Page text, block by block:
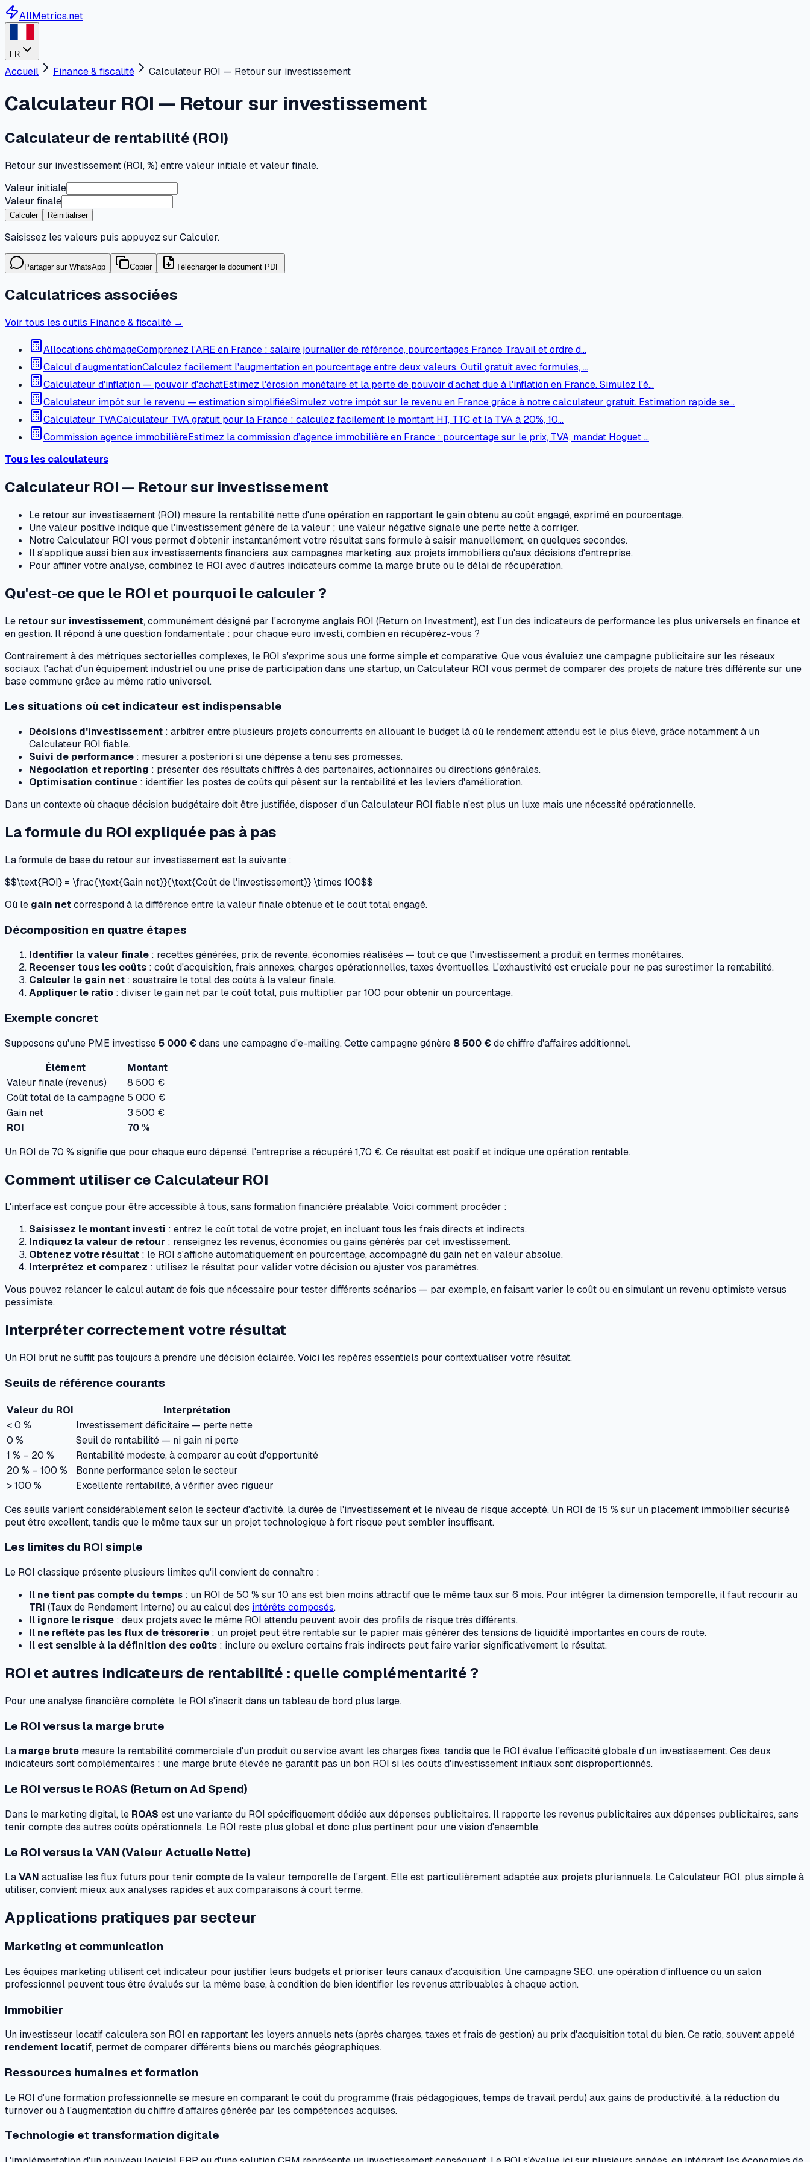
AllMetrics.net
FR
Accueil Finance & fiscalité Calculateur ROI — Retour sur investissement
Calculateur ROI — Retour sur investissement
Calculateur de rentabilité (ROI)
Retour sur investissement (ROI, %) entre valeur initiale et valeur finale.
Valeur initiale
Valeur finale
Calculer Réinitialiser
Saisissez les valeurs puis appuyez sur Calculer.
Partager sur WhatsApp Copier Télécharger le document PDF
Calculatrices associées
Voir tous les outils Finance & fiscalité →
Allocations chômageComprenez l’ARE en France : salaire journalier de référence, pourcentages France Travail et ordre d…
Calcul d’augmentationCalculez facilement l'augmentation en pourcentage entre deux valeurs. Outil gratuit avec formules, …
Calculateur d'inflation — pouvoir d'achatEstimez l'érosion monétaire et la perte de pouvoir d'achat due à l'inflation en France. Simulez l'é…
Calculateur impôt sur le revenu — estimation simplifiéeSimulez votre impôt sur le revenu en France grâce à notre calculateur gratuit. Estimation rapide se…
Calculateur TVACalculateur TVA gratuit pour la France : calculez facilement le montant HT, TTC et la TVA à 20%, 10…
Commission agence immobilièreEstimez la commission d’agence immobilière en France : pourcentage sur le prix, TVA, mandat Hoguet …
Tous les calculateurs
Calculateur ROI — Retour sur investissement
Le retour sur investissement (ROI) mesure la rentabilité nette d'une opération en rapportant le gain obtenu au coût engagé, exprimé en pourcentage.
Une valeur positive indique que l'investissement génère de la valeur ; une valeur négative signale une perte nette à corriger.
Notre Calculateur ROI vous permet d'obtenir instantanément votre résultat sans formule à saisir manuellement, en quelques secondes.
Il s'applique aussi bien aux investissements financiers, aux campagnes marketing, aux projets immobiliers qu'aux décisions d'entreprise.
Pour affiner votre analyse, combinez le ROI avec d'autres indicateurs comme la marge brute ou le délai de récupération.
Qu'est-ce que le ROI et pourquoi le calculer ?
Le retour sur investissement, communément désigné par l'acronyme anglais ROI (Return on Investment), est l'un des indicateurs de performance les plus universels en finance et
en gestion. Il répond à une question fondamentale : pour chaque euro investi, combien en récupérez-vous ?
Contrairement à des métriques sectorielles complexes, le ROI s'exprime sous une forme simple et comparative. Que vous évaluiez une campagne publicitaire sur les réseaux
sociaux, l'achat d'un équipement industriel ou une prise de participation dans une startup, un Calculateur ROI vous permet de comparer des projets de nature très différente sur une
base commune grâce au même ratio universel.
Les situations où cet indicateur est indispensable
Décisions d'investissement : arbitrer entre plusieurs projets concurrents en allouant le budget là où le rendement attendu est le plus élevé, grâce notamment à un
Calculateur ROI fiable.
Suivi de performance : mesurer a posteriori si une dépense a tenu ses promesses.
Négociation et reporting : présenter des résultats chiffrés à des partenaires, actionnaires ou directions générales.
Optimisation continue : identifier les postes de coûts qui pèsent sur la rentabilité et les leviers d'amélioration.
Dans un contexte où chaque décision budgétaire doit être justifiée, disposer d'un Calculateur ROI fiable n'est plus un luxe mais une nécessité opérationnelle.
La formule du ROI expliquée pas à pas
La formule de base du retour sur investissement est la suivante :
$$\text{ROI} = \frac{\text{Gain net}}{\text{Coût de l'investissement}} \times 100$$
Où le gain netcorrespond à la différence entre la valeur finale obtenue et le coût total engagé.
Décomposition en quatre étapes
Identifier la valeur finale : recettes générées, prix de revente, économies réalisées — tout ce que l'investissement a produit en termes monétaires.
Recenser tous les coûts : coût d'acquisition, frais annexes, charges opérationnelles, taxes éventuelles. L'exhaustivité est cruciale pour ne pas surestimer la rentabilité.
Calculer le gain net : soustraire le total des coûts à la valeur finale.
Appliquer le ratio : diviser le gain net par le coût total, puis multiplier par 100 pour obtenir un pourcentage.
Exemple concret
Supposons qu'une PME investisse5 000 €dans une campagne d'e-mailing. Cette campagne génère 8 500 €de chiffre d'affaires additionnel.
Élément
Montant
Valeur finale (revenus)
8 500 €
Coût total de la campagne 5 000 €
Gain net
3 500 €
ROI
70 %
Un ROI de 70 % signifie que pour chaque euro dépensé, l'entreprise a récupéré 1,70 €. Ce résultat est positif et indique une opération rentable.
Comment utiliser ce Calculateur ROI
L'interface est conçue pour être accessible à tous, sans formation financière préalable. Voici comment procéder :
Saisissez le montant investi : entrez le coût total de votre projet, en incluant tous les frais directs et indirects.
Indiquez la valeur de retour : renseignez les revenus, économies ou gains générés par cet investissement.
Obtenez votre résultat : le ROI s'affiche automatiquement en pourcentage, accompagné du gain net en valeur absolue.
Interprétez et comparez : utilisez le résultat pour valider votre décision ou ajuster vos paramètres.
Vous pouvez relancer le calcul autant de fois que nécessaire pour tester différents scénarios — par exemple, en faisant varier le coût ou en simulant un revenu optimiste versus
pessimiste.
Interpréter correctement votre résultat
Un ROI brut ne suffit pas toujours à prendre une décision éclairée. Voici les repères essentiels pour contextualiser votre résultat.
Seuils de référence courants
Valeur du ROI
Interprétation
< 0 %
Investissement déficitaire — perte nette
0 %
Seuil de rentabilité — ni gain ni perte
1 % – 20 %
Rentabilité modeste, à comparer au coût d'opportunité
20 % – 100 %
Bonne performance selon le secteur
> 100 %
Excellente rentabilité, à vérifier avec rigueur
Ces seuils varient considérablement selon le secteur d'activité, la durée de l'investissement et le niveau de risque accepté. Un ROI de 15 % sur un placement immobilier sécurisé
peut être excellent, tandis que le même taux sur un projet technologique à fort risque peut sembler insuffisant.
Les limites du ROI simple
Le ROI classique présente plusieurs limites qu'il convient de connaître :
Il ne tient pas compte du temps : un ROI de 50 % sur 10 ans est bien moins attractif que le même taux sur 6 mois. Pour intégrer la dimension temporelle, il faut recourir au
TRI (Taux de Rendement Interne) ou au calcul des intérêts composés.
Il ignore le risque : deux projets avec le même ROI attendu peuvent avoir des profils de risque très différents.
Il ne reflète pas les flux de trésorerie : un projet peut être rentable sur le papier mais générer des tensions de liquidité importantes en cours de route.
Il est sensible à la définition des coûts : inclure ou exclure certains frais indirects peut faire varier significativement le résultat.
ROI et autres indicateurs de rentabilité : quelle complémentarité ?
Pour une analyse financière complète, le ROI s'inscrit dans un tableau de bord plus large.
Le ROI versus la marge brute
La marge brute mesure la rentabilité commerciale d'un produit ou service avant les charges fixes, tandis que le ROI évalue l'efficacité globale d'un investissement. Ces deux
indicateurs sont complémentaires : une marge brute élevée ne garantit pas un bon ROI si les coûts d'investissement initiaux sont disproportionnés.
Le ROI versus le ROAS (Return on Ad Spend)
Dans le marketing digital, le ROAS est une variante du ROI spécifiquement dédiée aux dépenses publicitaires. Il rapporte les revenus publicitaires aux dépenses publicitaires, sans
tenir compte des autres coûts opérationnels. Le ROI reste plus global et donc plus pertinent pour une vision d'ensemble.
Le ROI versus la VAN (Valeur Actuelle Nette)
LaVAN actualise les flux futurs pour tenir compte de la valeur temporelle de l'argent. Elle est particulièrement adaptée aux projets pluriannuels. Le Calculateur ROI, plus simple à
utiliser, convient mieux aux analyses rapides et aux comparaisons à court terme.
Applications pratiques par secteur
Marketing et communication
Les équipes marketing utilisent cet indicateur pour justifier leurs budgets et prioriser leurs canaux d'acquisition. Une campagne SEO, une opération d'influence ou un salon
professionnel peuvent tous être évalués sur la même base, à condition de bien identifier les revenus attribuables à chaque action.
Immobilier
Un investisseur locatif calculera son ROI en rapportant les loyers annuels nets (après charges, taxes et frais de gestion) au prix d'acquisition total du bien. Ce ratio, souvent appelé
rendement locatif, permet de comparer différents biens ou marchés géographiques.
Ressources humaines et formation
Le ROI d'une formation professionnelle se mesure en comparant le coût du programme (frais pédagogiques, temps de travail perdu) aux gains de productivité, à la réduction du
turnover ou à l'augmentation du chiffre d'affaires générée par les compétences acquises.
Technologie et transformation digitale